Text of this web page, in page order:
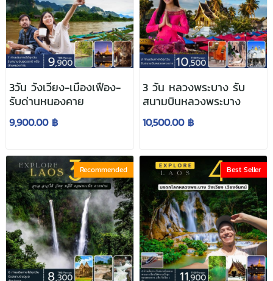
3วัน วังเวียง-เมืองเฟือง-
รับด่านหนองคาย
9,900.00 ฿
3 วัน หลวงพระบาง รับ
สนามบินหลวงพระบาง
10,500.00 ฿
Recommended Best Seller